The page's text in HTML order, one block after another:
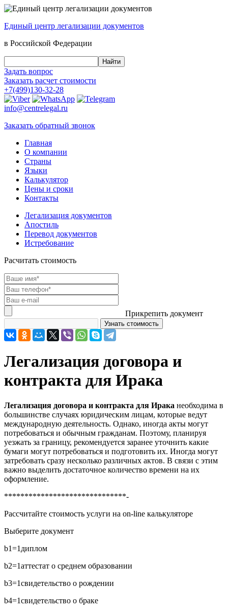
Единый центр легализации документов
в Российской Федерации
Задать вопрос
Заказать расчет стоимости
+7(499)130-32-28
info@centrelegal.ru
Заказать обратный звонок
Главная
О компании
Страны
Языки
Калькулятор
Цены и сроки
Контакты
Легализация документов
Апостиль
Перевод документов
Истребование
Расчитать стоимость
Прикрепить документ
Легализация договора и
контракта для Ирака
Легализация договора и контракта для Ирака необходима в
большинстве случаях юридическим лицам, которые ведут
международную деятельность. Однако, иногда акты могут
потребоваться и обычным гражданам. Поэтому, планируя
уезжать за границу, рекомендуется заранее уточнить какие
бумаги могут потребоваться и подготовить их. Иногда могут
затребовать сразу несколько различных актов. В связи с этим
важно выделить достаточное количество времени на их
оформление.
******************************-
Рассчитайте стоимость услуги на on-line калькуляторе
Выберите документ
b1=1 диплом
b2=1аттестат о среднем образовании
b3=1свидетельство о рождении
b4=1свидетельство о браке